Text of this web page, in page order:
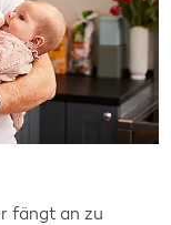
fängt an zu